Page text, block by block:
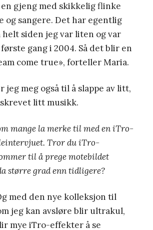
en gjeng med skikkelig flinke
og sangere. Det har egentlig
siden jeg var liten og var
gang i 2004. Så det blir en
come true», forteller Maria.
jeg meg også til å slappe av litt,
litt musikk.
mange la merke til med en iTro-
Tror du iTro-
til å prege motebildet
større grad enn tidligere?
med den nye kolleksjon til
jeg kan avsløre blir ultrakul,
mye iTro-effekter å se